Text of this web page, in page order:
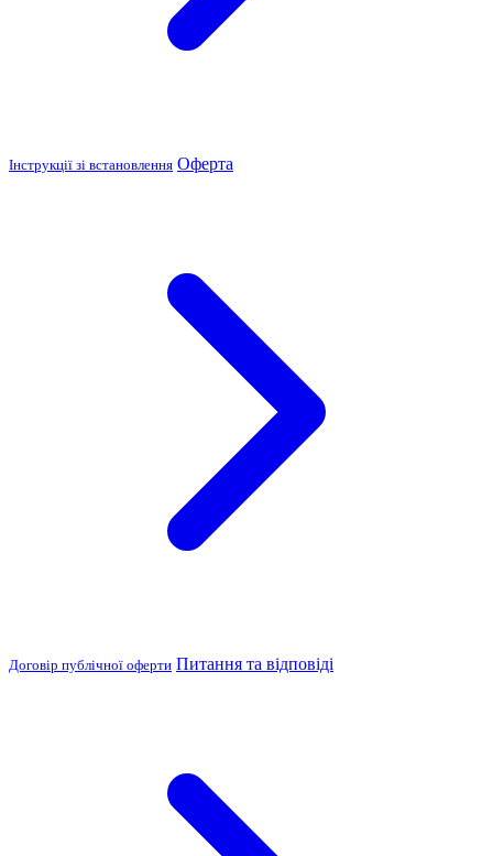
Інструкції зі встановлення Оферта
Договір публічної оферти Питання та відповіді